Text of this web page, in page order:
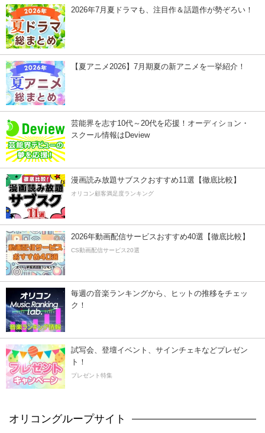
2026年7月夏ドラマも、注目作＆話題作が勢ぞろい！
【夏アニメ2026】7月期夏の新アニメを一挙紹介！
芸能界を志す10代～20代を応援！オーディション・
スクール情報はDeview
漫画読み放題サブスクおすすめ11選【徹底比較】
オリコン顧客満足度ランキング
2026年動画配信サービスおすすめ40選【徹底比較】
CS動画配信サービス20選
毎週の音楽ランキングから、ヒットの推移をチェッ
ク！
試写会、登壇イベント、サインチェキなどプレゼン
ト！
プレゼント特集
オリコングループサイト